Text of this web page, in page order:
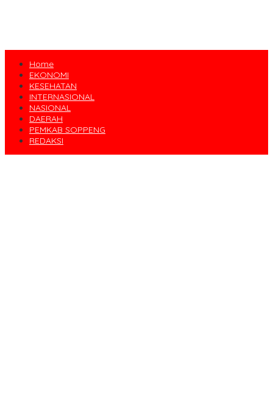
Home
EKONOMI
KESEHATAN
INTERNASIONAL
NASIONAL
DAERAH
PEMKAB SOPPENG
REDAKSI